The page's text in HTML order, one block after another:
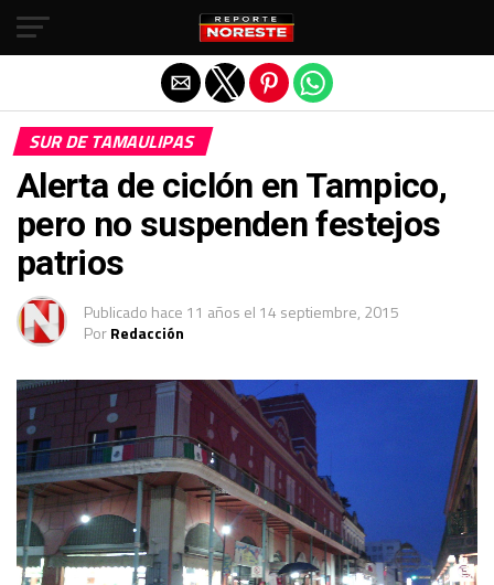
SUR DE TAMAULIPAS
Alerta de ciclón en Tampico,
pero no suspenden festejos
patrios
Publicado hace 11 años el 14 septiembre, 2015
PorRedacción
Salir de la versión móvil